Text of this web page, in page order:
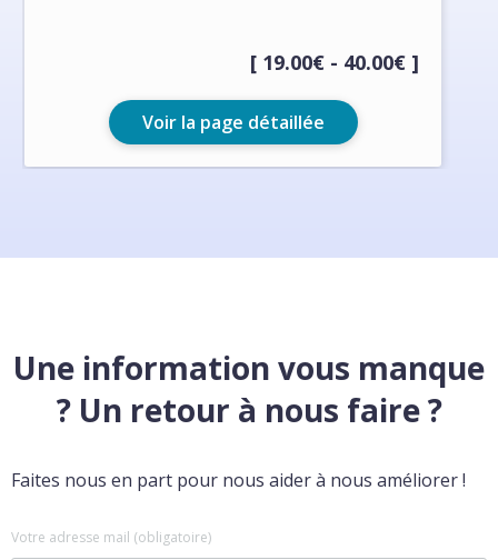
[ 19.00€ - 40.00€ ]
Voir la page détaillée
Une information vous manque
? Un retour à nous faire ?
Faites nous en part pour nous aider à nous améliorer !
Votre adresse mail (obligatoire)